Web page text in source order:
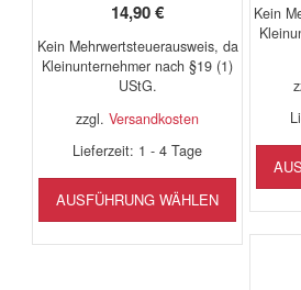
14,90€
Kein Mehrwertsteuerausweis, da
Kleinunternehmer nach §19 (1)
UStG.
zzgl.Versandkosten
Lieferzeit: 1 - 4 Tage
AUSFÜHRUNG WÄHLEN
Dieses
weist
mehrere
Kein